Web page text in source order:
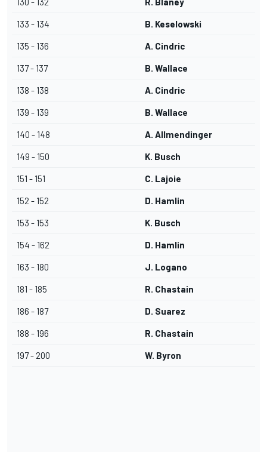
133 - 134 B. Keselowski
135 - 136 A. Cindric
137 - 137 B. Wallace
138 - 138 A. Cindric
139 - 139 B. Wallace
140 - 148 A. Allmendinger
149 - 150 K. Busch
151 - 151 C. Lajoie
152 - 152 D. Hamlin
153 - 153 K. Busch
154 - 162 D. Hamlin
163 - 180 J. Logano
181 - 185 R. Chastain
186 - 187 D. Suarez
188 - 196 R. Chastain
197 - 200 W. Byron